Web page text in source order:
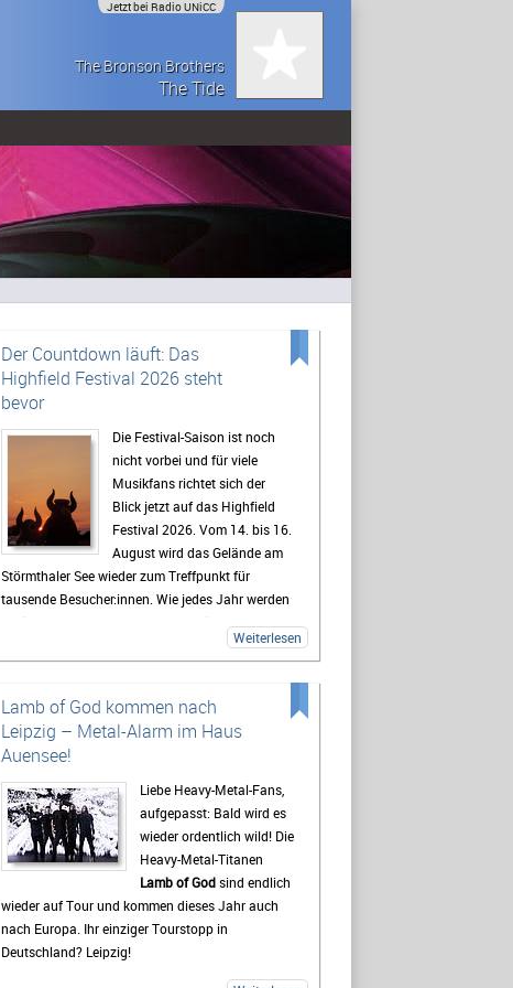
Jetzt bei Radio UNiCC
The Bronson Brothers
The Tide
Der Countdown läuft: Das
Highfield Festival 2026 steht
bevor
Die Festival-Saison ist noch
nicht vorbei und für viele
Musikfans richtet sich der
Blick jetzt auf das Highfield
Festival 2026. Vom 14. bis 16.
August wird das Gelände am
Störmthaler See wieder zum Treffpunkt für
tausende Besucher:innen. Wie jedes Jahr werden
zahlreiche Fans aus ganz Deutschland erwartet,
die sich auf drei Tage mit Live-Musik, Camping
Das Highfield gehört seit Jahren zu den
bekanntesten Festivals Deutschlands. Besonders
die Mischung aus Rock, Indie, Punk und Hip-Hop
sorgt dafür, dass jedes Jahr ein bunt gemischtes
Publikum zusammenkommt. Auch 2026 stehen
wieder viele bekannte Künstler auf dem
Programm, die Besucher vor den Bühnen zum
Feiern bringen sollen. Gerade die Headliner
werden mit Spannung erwartet, doch oft sind es
auch die kleineren Bands.
Mindestens genauso wichtig wie die Konzerte ist
für viele Gäste das Leben auf dem Campingplatz.
Dort beginnt das Festivalgefühl oft schon lange,
Weiterlesen
Lamb of God kommen nach
Leipzig – Metal-Alarm im Haus
Auensee!
Liebe Heavy-Metal-Fans,
aufgepasst: Bald wird es
wieder ordentlich wild! Die
Heavy-Metal-Titanen
Lamb of Godsind endlich
wieder auf Tour und kommen dieses Jahr auch
nach Europa. Ihr einziger Tourstopp in
Deutschland? Leipzig!